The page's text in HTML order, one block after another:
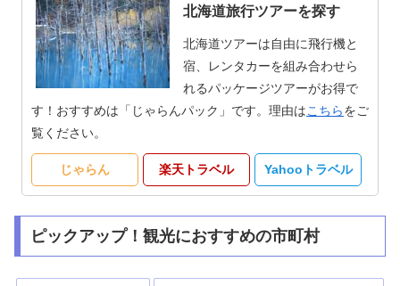
北海道旅行ツアーを探す
北海道ツアーは自由に飛行機と
宿、レンタカーを組み合わせら
れるパッケージツアーがお得で
す！おすすめは「じゃらんパック」です。理由はこちらをご
覧ください。
じゃらん 楽天トラベル Yahooトラベル
ピックアップ！観光におすすめの市町村